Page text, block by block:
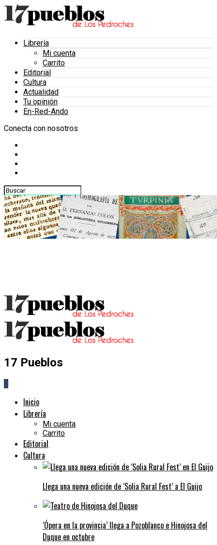
Librería
Mi cuenta
Carrito
Editorial
Cultura
Actualidad
Tu opinión
En-Red-Ando
Conecta con nosotros
17 Pueblos
0
Inicio
Librería
Mi cuenta
Carrito
Editorial
Cultura
Llega una nueva edición de ‘Solia Rural Fest’ a El Guijo
‘Ópera en la provincia’ llega a Pozoblanco e Hinojosa del
Duque en octubre